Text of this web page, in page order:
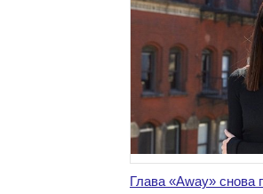
Глава «Away» снова